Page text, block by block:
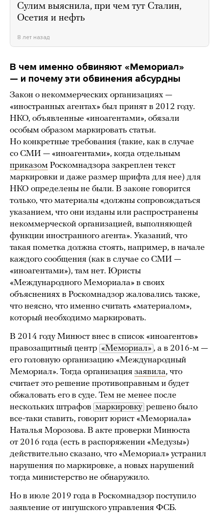
Сулим выяснила, при чем тут Сталин,
Осетия и нефть
8 лет назад
В чем именно обвиняют «Мемориал»
— и почему эти обвинения абсурдны
Закон о некоммерческих организациях —
«иностранных агентах» был принят в 2012 году.
НКО, объявленные «иноагентами», обязали
особым образом маркировать статьи.
Но конкретные требования (такие, как в случае
со СМИ — «иноагентами», когда отдельным
приказом Роскомнадзора закреплен текст
маркировки и даже размер шрифта для нее) для
НКО определены не были. В законе говорится
только, что материалы «должны сопровождаться
указанием, что они изданы или распространены
некоммерческой организацией, выполняющей
функции иностранного агента». Указаний, что
такая пометка должна стоять, например, в начале
каждого сообщения (как в случае со СМИ —
«иноагентами»), там нет. Юристы
«Международного Мемориала» в своих
объяснениях в Роскомнадзор жаловались также,
что неясно, что именно считать «материалом»,
который необходимо маркировать.
В 2014 году Минюст внес в список «иноагентов»
правозащитный центр «Мемориал» , а в 2016-м —
его головную организацию «Международный
Мемориал». Тогда организация заявила, что
считает это решение противоправным и будет
обжаловать его в суде. Тем не менее после
нескольких штрафов маркировку решено было
все-таки ставить, говорит юрист «Мемориала»
Наталья Морозова. В акте проверки Минюста
от 2016 года (есть в распоряжении «Медузы»)
действительно сказано, что «Мемориал» устранил
нарушения по маркировке, а новых нарушений
тогда министерство не обнаружило.
Но в июле 2019 года в Роскомнадзор поступило
заявление от ингушского управления ФСБ.